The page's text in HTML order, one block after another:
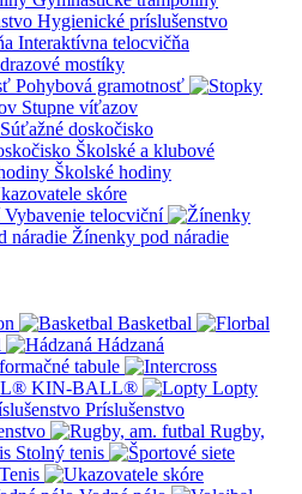
Hygienické príslušenstvo
Interaktívna telocvičňa
mostíky
Pohybová gramotnosť
Stupne víťazov
Súťažné doskočisko
Školské a klubové
Školské hodiny
skóre
Vybavenie telocviční
Žínenky pod náradie
Basketbal
Hádzaná
tabule
KIN-BALL®
Lopty
Príslušenstvo
Rugby,
Stolný tenis
Tenis